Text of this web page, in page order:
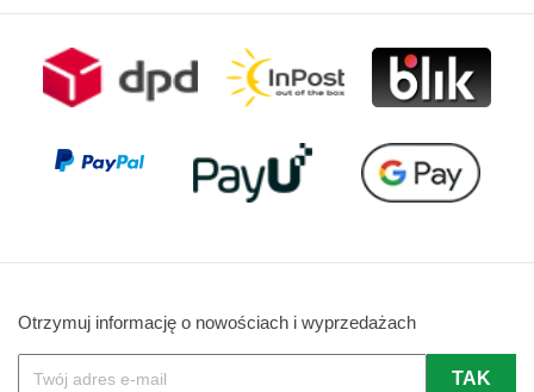
Otrzymuj informację o nowościach i wyprzedażach